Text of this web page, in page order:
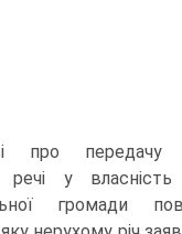
про передачу
речі у власність
громади